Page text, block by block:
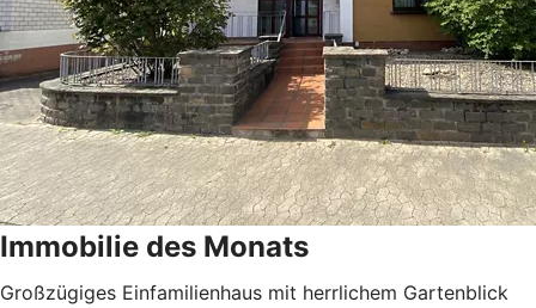
Immobilie des Monats
Großzügiges Einfamilienhaus mit herrlichem Gartenblick